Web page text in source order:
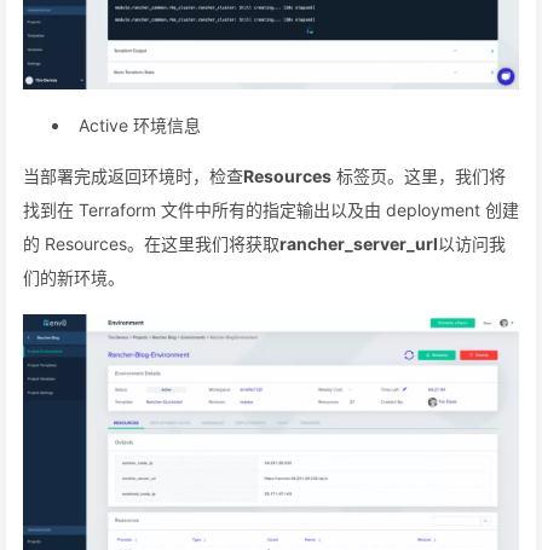
Active 环境信息
当部署完成返回环境时，检查Resources 标签页。这里，我们将
找到在 Terraform 文件中所有的指定输出以及由 deployment 创建
的 Resources。在这里我们将获取rancher_server_url以访问我
们的新环境。